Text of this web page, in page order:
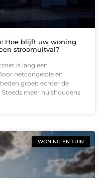
Hoe blijft uw woning
stroomuitval?
is lang een
netcongestie en
groeit echter de
meer huishoudens
WONING EN TUIN